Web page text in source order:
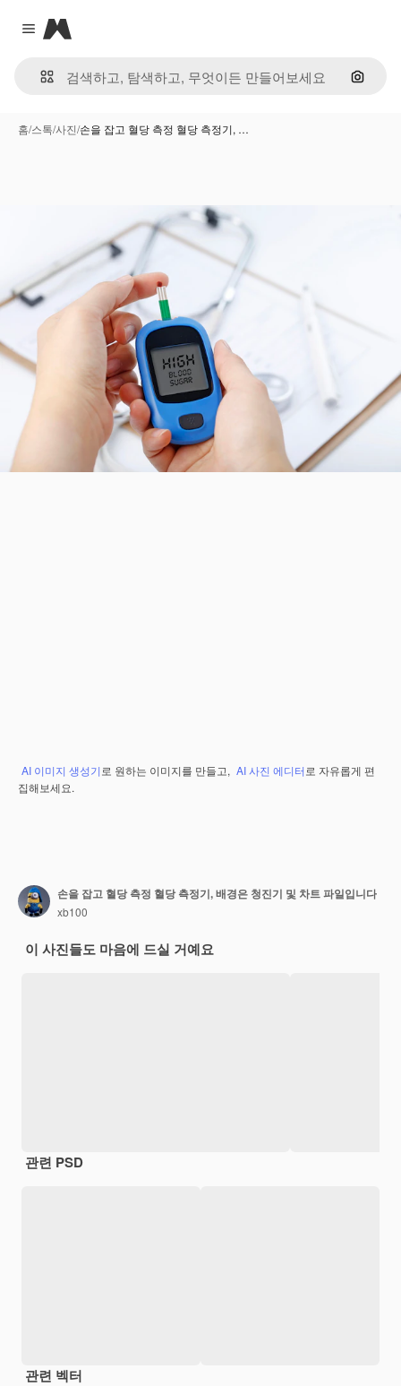
Close menu
Magnific
이미지
홈/스톡/사진/손을 잡고 혈당 측정 혈당 측정기, …
AI 이미지 생성기 로 원하는 이미지를 만들고, AI 사진 에디터 로 자유롭게 편
집해보세요.
손을 잡고 혈당 측정 혈당 측정기, 배경은 청진기 및 차트 파일입니다
xb100
이 사진들도 마음에 드실 거예요
관련 PSD
관련 벡터